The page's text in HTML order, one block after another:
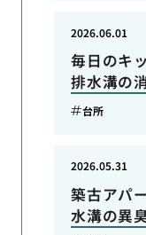
毎日のキ
排水溝の
2026.06.01
台所
築古アパ
水溝の異
2026.05.31